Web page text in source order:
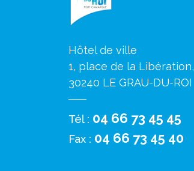
Hôtel de ville
1, place de la Libération,
30240 LE GRAU-DU-ROI
Tél : 04 66 73 45 45
Fax : 04 66 73 45 40